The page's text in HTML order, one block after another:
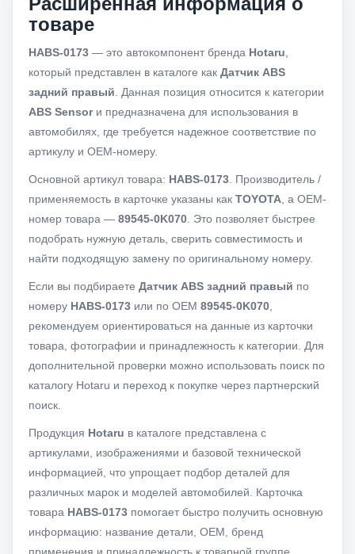
товаре
HABS-0173 — это автокомпонент бренда Hotaru
который представлен в каталоге как Датчик ABS
задний правый . Данная позиция относится к категории
ABS Sensorи предназначена для использования в
автомобилях, где требуется надежное соответствие по
артикулу и OEM-номеру.
Основной артикул товара: HABS-0173 . Производитель /
применяемость в карточке указаны как TOYOTA , а OEM-
номер товара — 89545-0K070 . Это позволяет быстрее
подобрать нужную деталь, сверить совместимость и
найти подходящую замену по оригинальному номеру.
Если вы подбираете Датчик ABS задний правый по
номеру HABS-0173 или по OEM 89545-0K070
рекомендуем ориентироваться на данные из карточки
товара, фотографии и принадлежность к категории. Для
дополнительной проверки можно использовать поиск по
каталогу Hotaru и переход к покупке через партнерский
поиск.
Продукция Hotaru в каталоге представлена с
артикулами, изображениями и базовой технической
информацией, что упрощает подбор деталей для
различных марок и моделей автомобилей. Карточка
товара HABS-0173 помогает быстро получить основную
информацию: название детали, OEM, бренд